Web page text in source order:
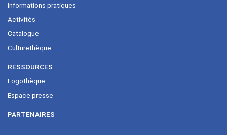
Informations pratiques
Activités
Catalogue
Culturethèque
RESSOURCES
Logothèque
Espace presse
PARTENAIRES